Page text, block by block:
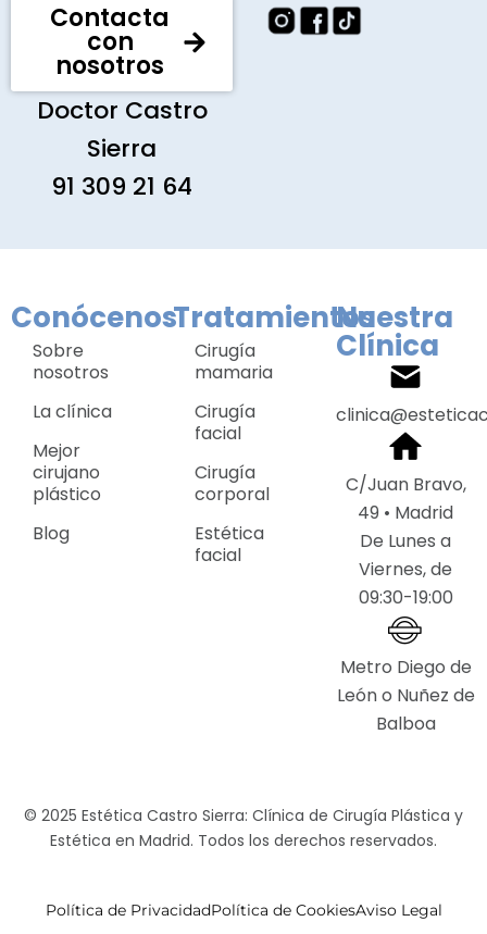
Contacta
con
nosotros
Doctor Castro
Sierra
91 309 21 64
Conócenos
Sobre
nosotros
La clínica
Mejor
cirujano
plástico
Blog
Tratamientos
Cirugía
mamaria
Cirugía
facial
Cirugía
corporal
Estética
facial
Nuestra
Clínica
C/Juan Bravo,
49 • Madrid
De Lunes a
Viernes, de
09:30-19:00
Metro Diego de
León o Nuñez de
Balboa
© 2025 Estética Castro Sierra: Clínica de Cirugía Plástica y
Estética en Madrid. Todos los derechos reservados.
Política de PrivacidadPolítica de CookiesAviso Legal